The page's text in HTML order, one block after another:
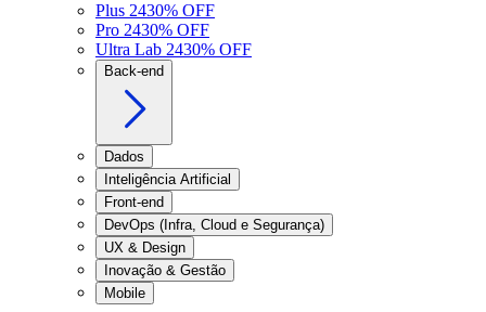
Plus 2430% OFF
Pro 2430% OFF
Ultra Lab 2430% OFF
Back-end
Dados
Inteligência Artificial
Front-end
DevOps (Infra, Cloud e Segurança)
UX & Design
Inovação & Gestão
Mobile